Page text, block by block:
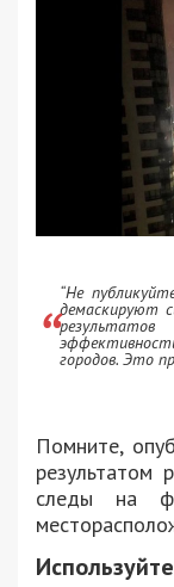
“Не
демаскируют
городов. Это
Помните,
результатом
следы на